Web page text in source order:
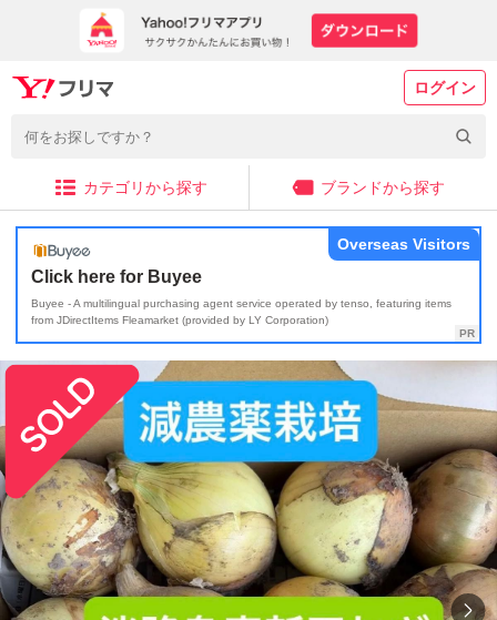
ログイン
カテゴリから探す ブランドから探す
Click here for Buyee
Buyee - A multilingual purchasing agent service operated by tenso, featuring items
from JDirectItems Fleamarket (provided by LY Corporation)
Overseas Visitors